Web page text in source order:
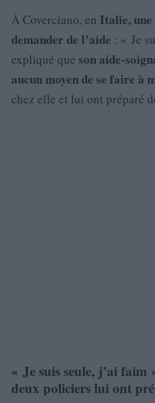
À Coverciano, en Italie, une
demander de l’aide : « Je
expliqué que son aide-
aucun moyen de se faire à
chez elle et lui ont préparé
« Je suis seule, j’ai
deux policiers lui ont